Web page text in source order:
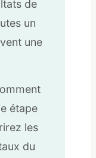
de
un
une
étape
les
du